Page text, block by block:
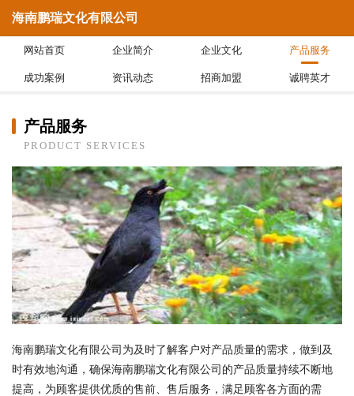
海南鹏瑞文化有限公司
网站首页 企业简介 企业文化 产品服务
成功案例 资讯动态 招商加盟 诚聘英才
产品服务
PRODUCT SERVICES
海南鹏瑞文化有限公司为及时了解客户对产品质量的需求，做到及
时有效地沟通，确保海南鹏瑞文化有限公司的产品质量持续不断地
提高，为顾客提供优质的售前、售后服务，满足顾客各方面的需